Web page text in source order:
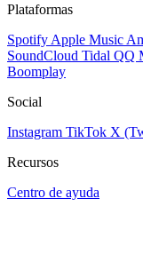
Plataformas
Spotify Apple Music
SoundCloud Tidal QQ
Boomplay
Social
Instagram TikTok X
Recursos
Centro de ayuda